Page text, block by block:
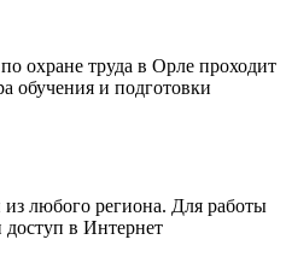
охране труда в Орле проходит
обучения и подготовки
любого региона. Для работы
в Интернет